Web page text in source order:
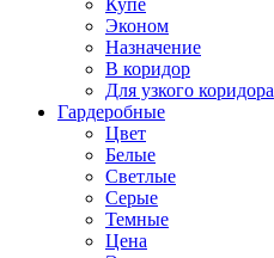
Купе
Эконом
Назначение
В коридор
Для узкого коридора
Гардеробные
Цвет
Белые
Светлые
Серые
Темные
Цена